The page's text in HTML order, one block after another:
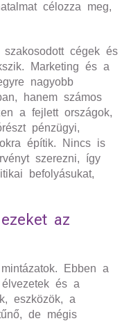
célozza meg,
szakosodott cégek és
Marketing és a
nagyobb
hanem számos
a fejlett országok,
pénzügyi,
építik. Nincs is
szerezni, így
befolyásukat,
az
Ebben a
és a
eszközök, a
de mégis